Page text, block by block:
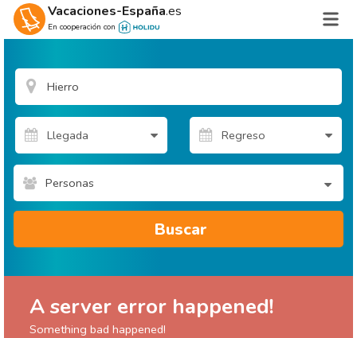
Vacaciones-España.es
En cooperación con
Personas
Buscar
A server error happened!
Something bad happened!